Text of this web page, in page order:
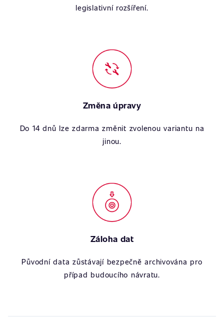
legislativní rozšíření.
Změna úpravy
Do 14 dnů lze zdarma změnit zvolenou variantu na
jinou.
Záloha dat
Původní data zůstávají bezpečně archivována pro
případ budoucího návratu.